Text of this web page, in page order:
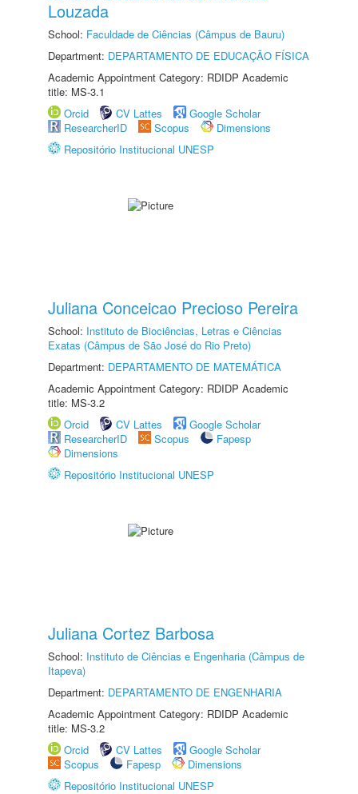
Louzada
School: Faculdade de Ciências (Câmpus de Bauru)
Department: DEPARTAMENTO DE EDUCAÇÃO FÍSICA
Academic Appointment Category: RDIDP Academic
title: MS-3.1
Orcid
CV Lattes
Google Scholar
ResearcherID
Scopus
Dimensions
Repositório Institucional UNESP
Juliana Conceicao Precioso Pereira
School: Instituto de Biociências, Letras e Ciências
Exatas (Câmpus de São José do Rio Preto)
Department: DEPARTAMENTO DE MATEMÁTICA
Academic Appointment Category: RDIDP Academic
title: MS-3.2
Orcid
CV Lattes
Google Scholar
ResearcherID
Scopus
Fapesp
Dimensions
Repositório Institucional UNESP
Juliana Cortez Barbosa
School: Instituto de Ciências e Engenharia (Câmpus de
Itapeva)
Department: DEPARTAMENTO DE ENGENHARIA
Academic Appointment Category: RDIDP Academic
title: MS-3.2
Orcid
CV Lattes
Google Scholar
Scopus
Fapesp
Dimensions
Repositório Institucional UNESP